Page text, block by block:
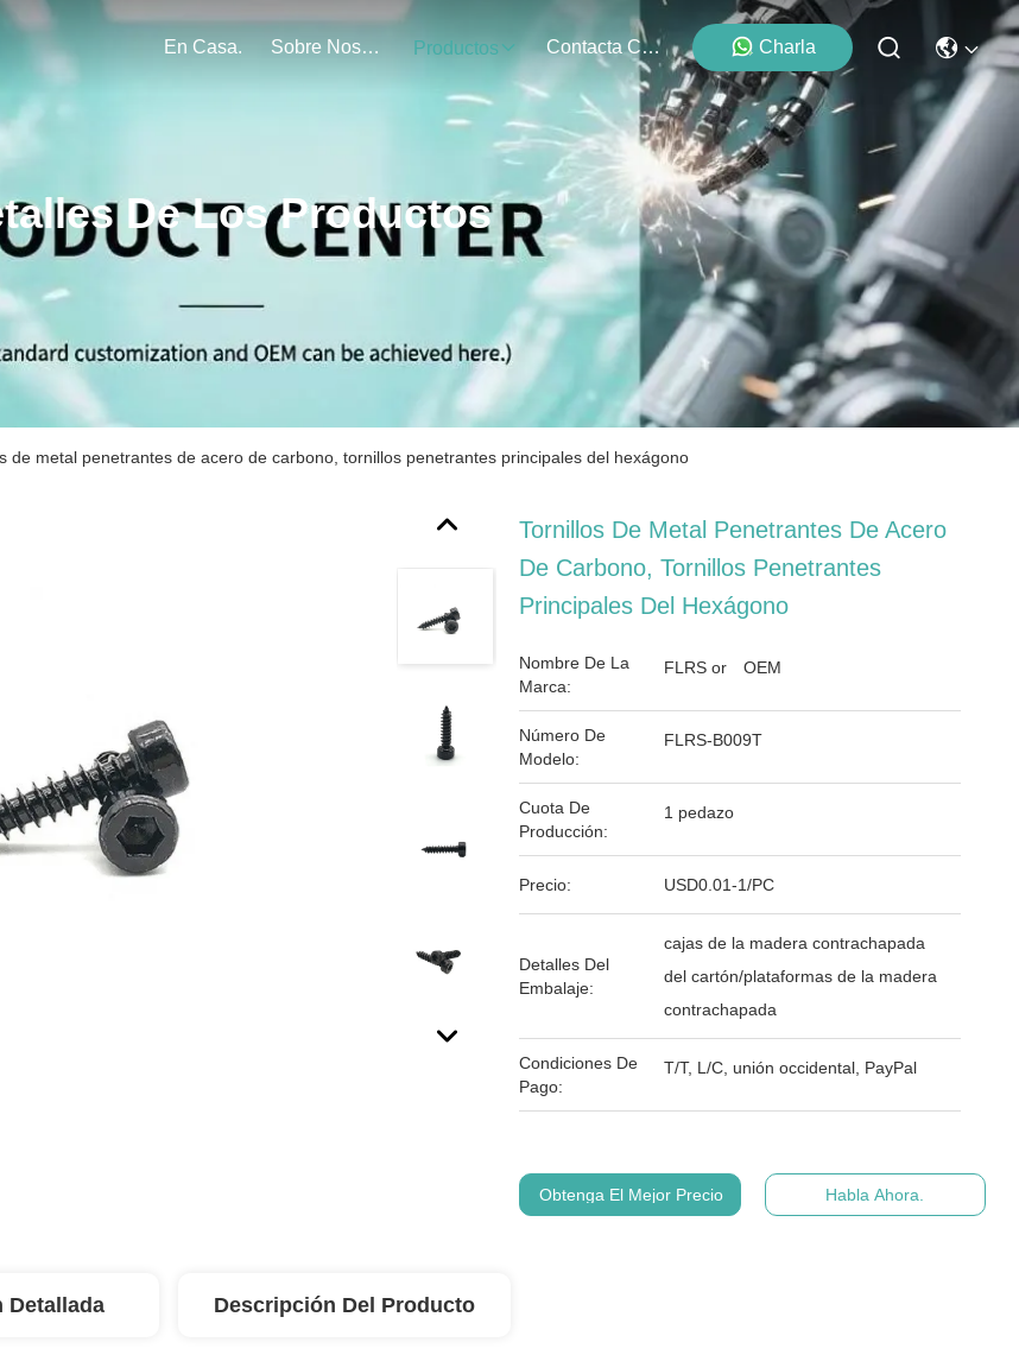
En Casa. Sobre Nosotros Productos Contacta Con Nosotros Charla
De Los Productos
de metal penetrantes de acero de carbono, tornillos penetrantes principales del hexágono
Tornillos De Metal Penetrantes De Acero
De Carbono, Tornillos Penetrantes
Principales Del Hexágono
Nombre De La
Marca:
FLRS or OEM
Número De
Modelo:
FLRS-B009T
Cuota De
Producción:
1 pedazo
Precio: USD0.01-1/PC
Detalles Del
Embalaje:
cajas de la madera contrachapada
del cartón/plataformas de la madera
contrachapada
Condiciones De
Pago:
T/T, L/C, unión occidental, PayPal
Obtenga El Mejor Precio Habla Ahora.
Detallada Descripción Del Producto